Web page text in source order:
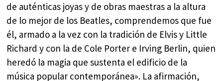
de auténticas joyas y de obras maestras a la altura
de lo mejor de los Beatles, comprendemos que fue
él, armado a la vez con la tradición de Elvis y Little
Richard y con la de Cole Porter e Irving Berlin, quien
heredó la magia que sustenta el edificio de la
música popular contemporánea». La afirmación,